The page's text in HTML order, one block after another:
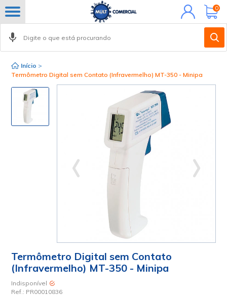
Minha
conta
0
Início >
Termômetro Digital sem Contato (Infravermelho) MT-350 - Minipa
Termômetro Digital sem Contato
(Infravermelho) MT-350 - Minipa
Indisponível
Ref.: PR00010836